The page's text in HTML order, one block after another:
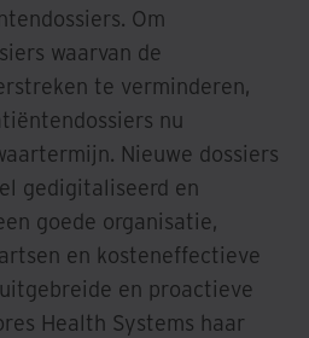
Om
waarvan de
te verminderen,
nu
Nieuwe dossiers
gedigitaliseerd en
goede organisatie,
en kosteneffectieve
en proactieve
Health Systems haar